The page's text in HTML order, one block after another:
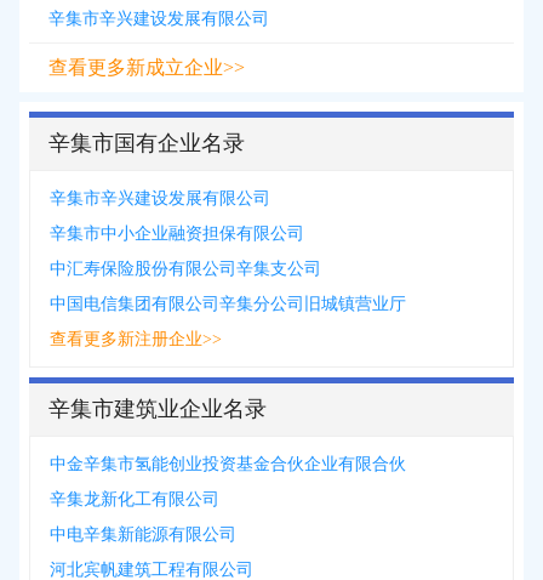
辛集市辛兴建设发展有限公司
查看更多新成立企业>>
辛集市国有企业名录
辛集市辛兴建设发展有限公司
辛集市中小企业融资担保有限公司
中汇寿保险股份有限公司辛集支公司
中国电信集团有限公司辛集分公司旧城镇营业厅
查看更多新注册企业>>
辛集市建筑业企业名录
中金辛集市氢能创业投资基金合伙企业有限合伙
辛集龙新化工有限公司
中电辛集新能源有限公司
河北宾帆建筑工程有限公司